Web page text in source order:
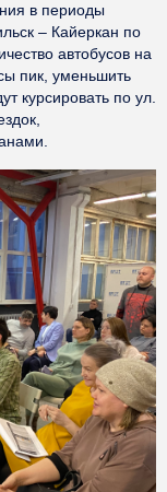
в периоды
– Кайеркан по
автобусов на
пик, уменьшить
курсировать по ул.